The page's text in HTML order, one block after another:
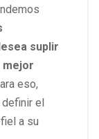
suplir
mejor
eso,
definir el
a su